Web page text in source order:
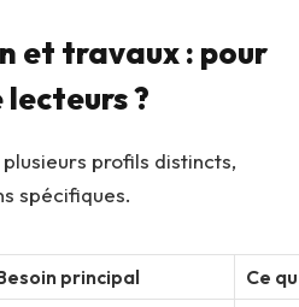
et travaux : pour
?
profils distincts,
spécifiques.
principal
Ce